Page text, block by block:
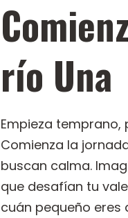
río Una
Empieza temprano,
Comienza la
buscan calma.
que desafían tu
cuán pequeño eres